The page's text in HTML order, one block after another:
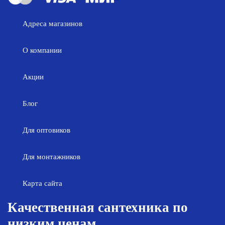
Адреса магазинов
О компании
Акции
Блог
Для оптовиков
Для монтажников
Карта сайта
Качественная сантехника по